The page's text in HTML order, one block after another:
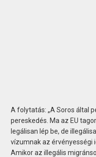
A folytatás: „A Soros által
pereskedés. Ma az EU
legálisan lép be, de
vízumnak az érvényességi
Amikor az illegális